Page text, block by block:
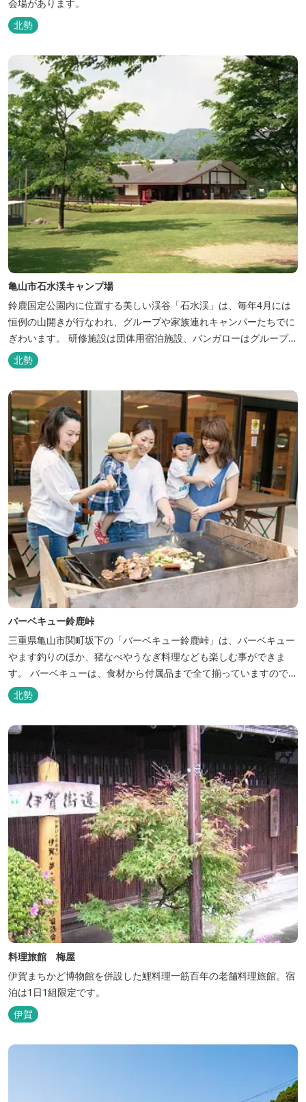
会場があります。
北勢
亀山市石水渓キャンプ場
鈴鹿国定公園内に位置する美しい渓谷「石水渓」は、毎年4月には
恒例の山開きが行なわれ、グループや家族連れキャンパーたちでに
ぎわいます。 研修施設は団体用宿泊施設、バンガローはグループ・
家族連れ用宿泊施設として、ハイキングやキャンプの拠点として最
適です。
北勢
バーベキュー鈴鹿峠
三重県亀山市関町坂下の「バーベキュー鈴鹿峠」は、バーベキュー
やます釣りのほか、猪なべやうなぎ料理なども楽しむ事ができま
す。 バーベキューは、食材から付属品まで全て揃っていますので手
ぶらで楽しむ事ができますよ！釣り掘がありますので、釣ったその
場で味わえる「マス釣り」も人気です。 宿泊施設も完備していま
す！ご家族で、友人で、様々なイベントで、ぜひご利用ください。
北勢
料理旅館 梅屋
伊賀まちかど博物館を併設した鯉料理一筋百年の老舗料理旅館。宿
泊は1日1組限定です。
伊賀